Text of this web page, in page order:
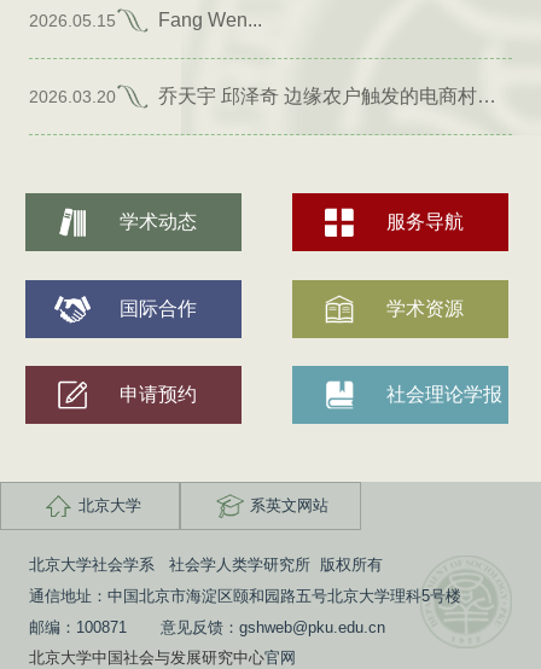
2026.05.15 Fang Wen...
2026.03.20 乔天宇 邱泽奇 边缘农户触发的电商村形成
学术动态 服务导航
国际合作 学术资源
申请预约 社会理论学报
北京大学 系英文网站
北京大学社会学系 社会学人类学研究所 版权所有
通信地址：中国北京市海淀区颐和园路五号北京大学理科5号楼
邮编：100871 意见反馈：gshweb@pku.edu.cn
北京大学中国社会与发展研究中心官网